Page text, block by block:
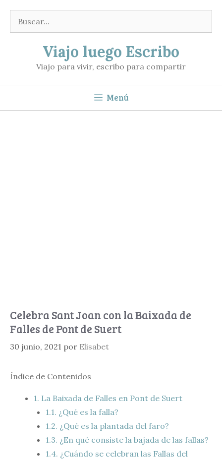
contenido
Buscar:
Viajo luego Escribo
Viajo para vivir, escribo para compartir
Menú
Celebra Sant Joan con la Baixada de
Falles de Pont de Suert
30 junio, 2021 por Elisabet
Índice de Contenidos
1. La Baixada de Falles en Pont de Suert
1.1. ¿Qué es la falla?
1.2. ¿Qué es la plantada del faro?
1.3. ¿En qué consiste la bajada de las fallas?
1.4. ¿Cuándo se celebran las Fallas del